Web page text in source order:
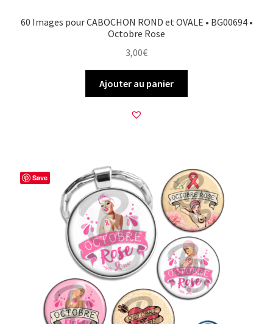
60 Images pour CABOCHON ROND et OVALE • BG00694 •
Octobre Rose
3,00€
Ajouter au panier
Save